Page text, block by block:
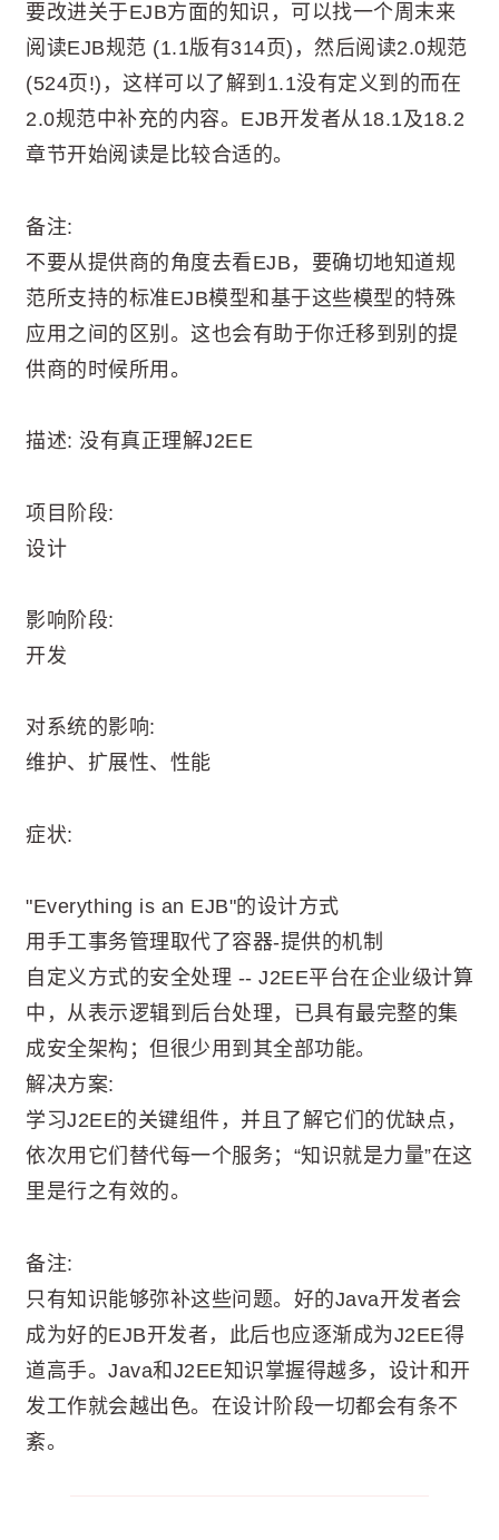
要改进关于EJB方面的知识，可以找一个周末来
阅读EJB规范 (1.1版有314页)，然后阅读2.0规范
(524页!)，这样可以了解到1.1没有定义到的而在
2.0规范中补充的内容。EJB开发者从18.1及18.2
章节开始阅读是比较合适的。
备注:
不要从提供商的角度去看EJB，要确切地知道规
范所支持的标准EJB模型和基于这些模型的特殊
应用之间的区别。这也会有助于你迁移到别的提
供商的时候所用。
描述: 没有真正理解J2EE
项目阶段:
设计
影响阶段:
开发
对系统的影响:
维护、扩展性、性能
症状:
"Everything is an EJB"的设计方式
用手工事务管理取代了容器-提供的机制
自定义方式的安全处理 -- J2EE平台在企业级计算
中，从表示逻辑到后台处理，已具有最完整的集
成安全架构；但很少用到其全部功能。
解决方案:
学习J2EE的关键组件，并且了解它们的优缺点，
依次用它们替代每一个服务；“知识就是力量”在这
里是行之有效的。
备注:
只有知识能够弥补这些问题。好的Java开发者会
成为好的EJB开发者，此后也应逐渐成为J2EE得
道高手。Java和J2EE知识掌握得越多，设计和开
发工作就会越出色。在设计阶段一切都会有条不
紊。